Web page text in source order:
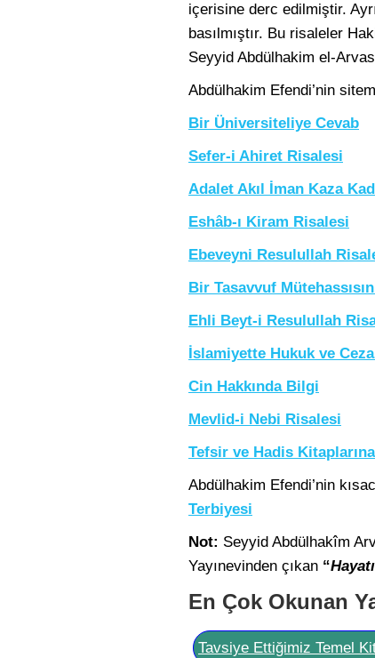
içerisine derc edilmiştir.
basılmıştır. Bu risaleler
Seyyid Abdülhakim el-
Abdülhakim Efendi’nin
Bir Üniversiteliye Cevab
Sefer-i Ahiret Risalesi
Adalet Akıl İman Kaza
Eshâb-ı Kiram Risalesi
Ebeveyni Resulullah
Bir Tasavvuf
Ehli Beyt-i Resulullah
İslamiyette Hukuk ve
Cin Hakkında Bilgi
Mevlid-i Nebi Risalesi
Tefsir ve Hadis
Abdülhakim Efendi’nin
Terbiyesi
Not: Seyyid Abdülhakîm
Yayınevinden çıkan “Hayatı
En Çok Okunan
Tavsiye Ettiğimiz Temel